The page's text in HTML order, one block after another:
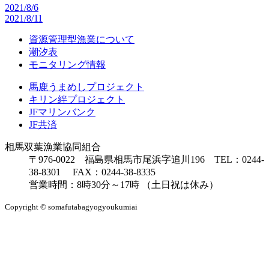
2021/8/6
2021/8/11
資源管理型漁業について
潮汐表
モニタリング情報
馬鹿うまめしプロジェクト
キリン絆プロジェクト
JFマリンバンク
JF共済
相馬双葉漁業協同組合
〒976-0022 福島県相馬市尾浜字追川196 TEL：0244-
38-8301 FAX：0244-38-8335
営業時間：8時30分～17時 （土日祝は休み）
Copyright © somafutabagyogyoukumiai